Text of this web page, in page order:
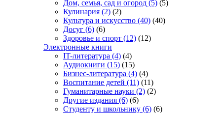
Дом, семья, сад и огород (5) (5)
Кулинария (2) (2)
Культура и искусство (40) (40)
Досуг (6) (6)
Здоровье и спорт (12) (12)
Электронные книги
IT-литература (4) (4)
Аудиокниги (15) (15)
Бизнес-литература (4) (4)
Воспитание детей (11) (11)
Гуманитарные науки (2) (2)
Другие издания (6) (6)
Студенту и школьнику (6) (6)